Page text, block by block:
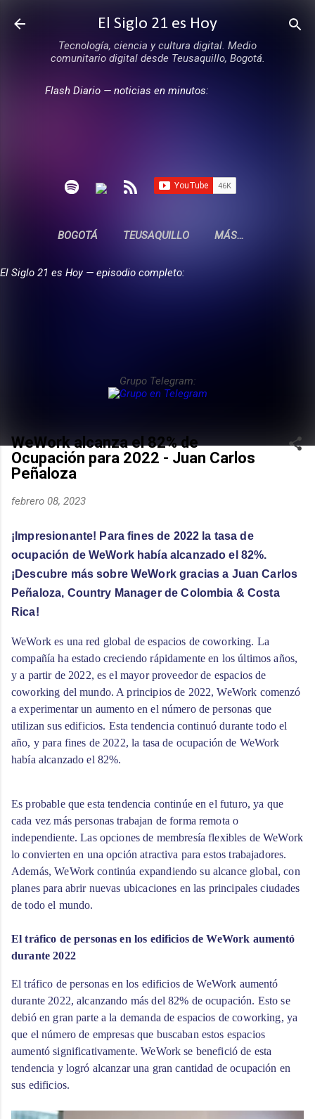
Ir al contenido principal
El Siglo 21 es Hoy
Tecnología, ciencia y cultura digital. Medio
comunitario digital desde Teusaquillo, Bogotá.
Flash Diario — noticias en minutos:
BOGOTÁ TEUSAQUILLO MÁS…
El Siglo 21 es Hoy — episodio completo:
Grupo Telegram:
WeWork alcanza el 82% de
Ocupación para 2022 - Juan Carlos
Peñaloza
febrero 08, 2023
¡Impresionante! Para fines de 2022 la tasa de
ocupación de WeWork había alcanzado el 82%.
¡Descubre más sobre WeWork gracias a Juan Carlos
Peñaloza, Country Manager de Colombia & Costa
Rica!
WeWork es una red global de espacios de coworking. La
compañía ha estado creciendo rápidamente en los últimos años,
y a partir de 2022, es el mayor proveedor de espacios de
coworking del mundo. A principios de 2022, WeWork comenzó
a experimentar un aumento en el número de personas que
utilizan sus edificios. Esta tendencia continuó durante todo el
año, y para fines de 2022, la tasa de ocupación de WeWork
había alcanzado el 82%.
Es probable que esta tendencia continúe en el futuro, ya que
cada vez más personas trabajan de forma remota o
independiente. Las opciones de membresía flexibles de WeWork
lo convierten en una opción atractiva para estos trabajadores.
Además, WeWork continúa expandiendo su alcance global, con
planes para abrir nuevas ubicaciones en las principales ciudades
de todo el mundo.
El tráfico de personas en los edificios de WeWork aumentó
durante 2022
El tráfico de personas en los edificios de WeWork aumentó
durante 2022, alcanzando más del 82% de ocupación. Esto se
debió en gran parte a la demanda de espacios de coworking, ya
que el número de empresas que buscaban estos espacios
aumentó significativamente. WeWork se benefició de esta
tendencia y logró alcanzar una gran cantidad de ocupación en
sus edificios.